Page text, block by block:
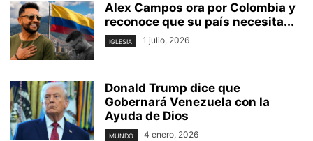
Alex Campos ora por Colombia y
reconoce que su país necesita...
IGLESIA 1 julio, 2026
Donald Trump dice que
Gobernará Venezuela con la
Ayuda de Dios
MUNDO 4 enero, 2026